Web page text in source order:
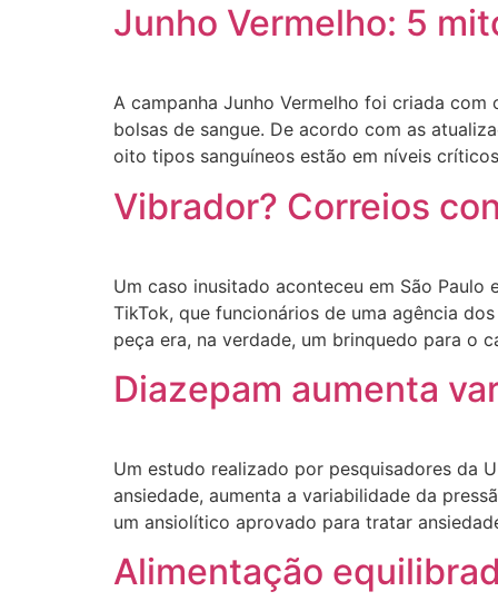
Junho Vermelho: 5
A campanha Junho Vermelho foi criada
bolsas de sangue. De acordo com as
oito tipos sanguíneos estão em níveis
Vibrador? Correios
Um caso inusitado aconteceu em São
TikTok, que funcionários de uma agência
peça era, na verdade, um brinquedo para o
Diazepam aumenta
Um estudo realizado por pesquisadores da
ansiedade, aumenta a variabilidade da
um ansiolítico aprovado para tratar
Alimentação